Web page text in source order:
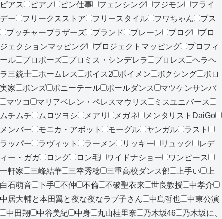
ピアス
ピアノ ピン仕事 フェンシング フジモン
フライ
デー
フリークスストア フリースタイル フワちゃん
ブス
ブッチャーブラザーズ
ブランド ブレーン ブログ
プロ
ジェクションマッピング
プロジェクトマッピング
プロフィ
ール
プロポーズ プロミス・シンデレラ プロレス
ヘラヘ
ラ三銃士
ホームレス ボイス2 ボイメン ボクシング
ボロ
実家
ボンズ ポニーテール ポールダンス
マツケンサンバ
マツコ
マリアベレン・ペレスマウリス
ミスユニバース
ムチムチ
ムロツヨシ メアリ メガネ
メンタリストDaiGo
メンバー
モニカ・アボット モーグル ヤンガル
ラスト
ラッパー
ラヴィット ラーメン リッキー リュック
レデ
ィー・ガガ
ロング ロン毛 ワイドナショー
ワンピース
一軒家
三峰結華 三幸秀稔 三重高校ダンス部 上手い
上
白石萌音
下手 不仲 不倫 不破聖衣来 世良教授
中孝介
中居大輔と本田翼と夜な夜なラブ子さん
中島哲也
中東公演
中田翔
中谷美紀 中身 丸山桂里奈 乃木坂46
乃木坂に、